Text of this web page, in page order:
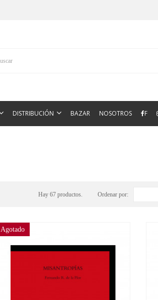
DISTRIBUCIÓN BAZAR NOSOTROS F
Hay 67 productos. Ordenar por:
Agotado